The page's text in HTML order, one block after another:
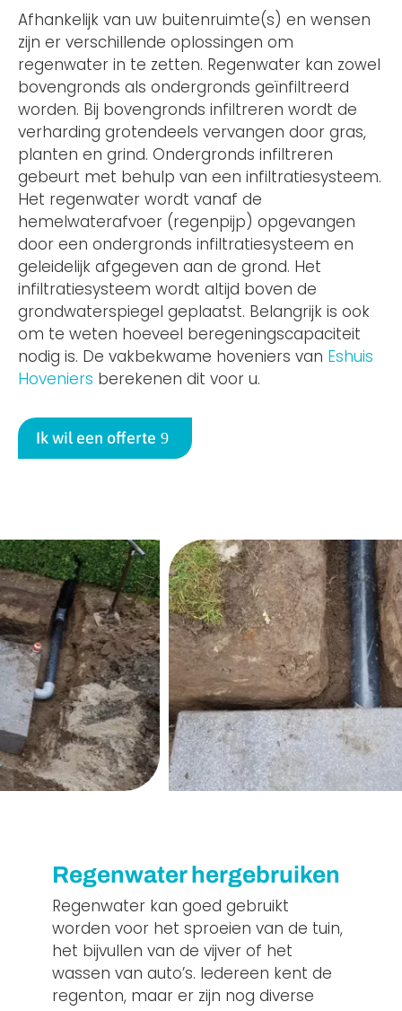
Afhankelijk van uw buitenruimte(s) en wensen
zijn er verschillende oplossingen om
regenwater in te zetten. Regenwater kan zowel
bovengronds als ondergronds geïnfiltreerd
worden. Bij bovengronds infiltreren wordt de
verharding grotendeels vervangen door gras,
planten en grind. Ondergronds infiltreren
gebeurt met behulp van een infiltratiesysteem.
Het regenwater wordt vanaf de
hemelwaterafvoer (regenpijp) opgevangen
door een ondergronds infiltratiesysteem en
geleidelijk afgegeven aan de grond. Het
infiltratiesysteem wordt altijd boven de
grondwaterspiegel geplaatst. Belangrijk is ook
om te weten hoeveel beregeningscapaciteit
nodig is. De vakbekwame hoveniers van Eshuis
Hoveniers berekenen dit voor u.
Ik wil een offerte
Regenwater hergebruiken
Regenwater kan goed gebruikt
worden voor het sproeien van de tuin,
het bijvullen van de vijver of het
wassen van auto’s. Iedereen kent de
regenton, maar er zijn nog diverse